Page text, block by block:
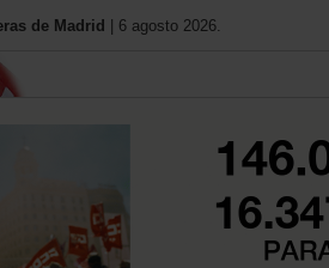
de Madrid | 6 agosto 2026.